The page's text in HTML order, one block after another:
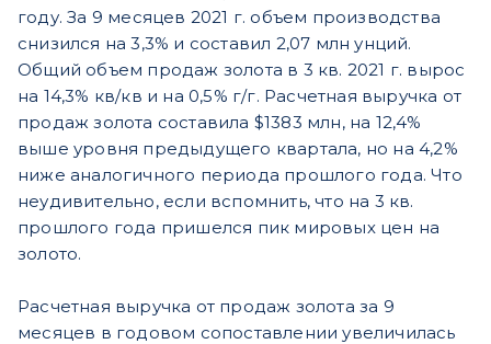
году. За 9 месяцев 2021 г. объем производства
снизился на 3,3% и составил 2,07 млн унций.
Общий объем продаж золота в 3 кв. 2021 г. вырос
на 14,3% кв/кв и на 0,5% г/г. Расчетная выручка от
продаж золота составила $1383 млн, на 12,4%
выше уровня предыдущего квартала, но на 4,2%
ниже аналогичного периода прошлого года. Что
неудивительно, если вспомнить, что на 3 кв.
прошлого года пришелся пик мировых цен на
золото.
Расчетная выручка от продаж золота за 9
месяцев в годовом сопоставлении увеличилась